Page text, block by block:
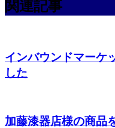
関連記事
インバウンドマーケ
した
加藤漆器店様の商品